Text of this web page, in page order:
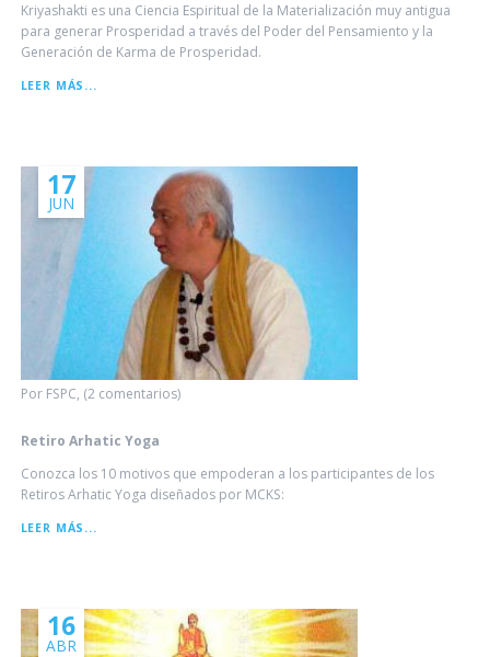
Kriyashakti es una Ciencia Espiritual de la Materialización muy antigua
para generar Prosperidad a través del Poder del Pensamiento y la
Generación de Karma de Prosperidad.
LEER MÁS...
Por FSPC, (2 comentarios)
17
JUN
Retiro Arhatic Yoga
Conozca los 10 motivos que empoderan a los participantes de los
Retiros Arhatic Yoga diseñados por MCKS:
LEER MÁS...
16
ABR